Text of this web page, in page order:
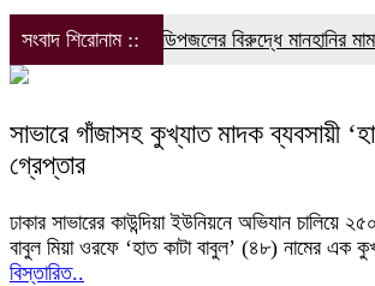
সংবাদ শিরোনাম :: ডিপজলের বিরুদ্ধে মানহানির মামলা
সাভারে গাঁজাসহ কুখ্যাত মাদক ব্যবসায়ী
গ্রেপ্তার
ঢাকার সাভারের কাউন্দিয়া ইউনিয়নে অভিযান চালিয়ে
বাবুল মিয়া ওরফে ‘হাত কাটা বাবুল’ (৪৮) নামের এক
বিস্তারিত..